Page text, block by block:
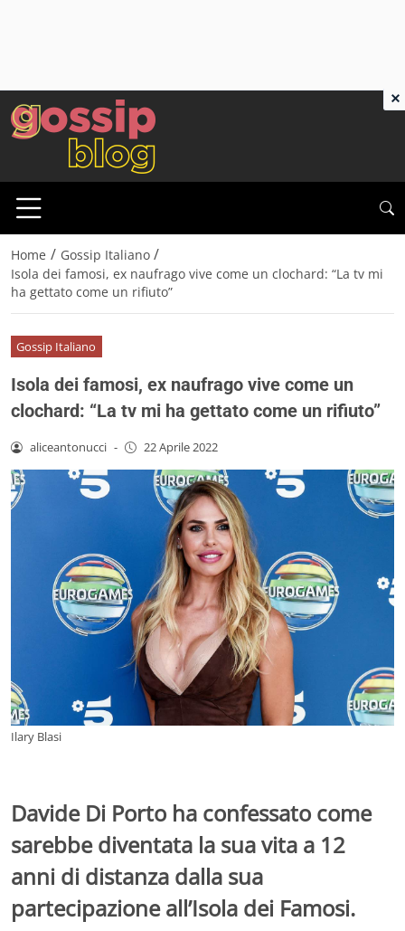
Home / Gossip Italiano /
Isola dei famosi, ex naufrago vive come un clochard: “La tv mi
ha gettato come un rifiuto”
Gossip Italiano
Isola dei famosi, ex naufrago vive come un
clochard: “La tv mi ha gettato come un rifiuto”
aliceantonucci - 22 Aprile 2022
Ilary Blasi
Davide Di Porto ha confessato come
sarebbe diventata la sua vita a 12
anni di distanza dalla sua
partecipazione all’Isola dei Famosi.
×